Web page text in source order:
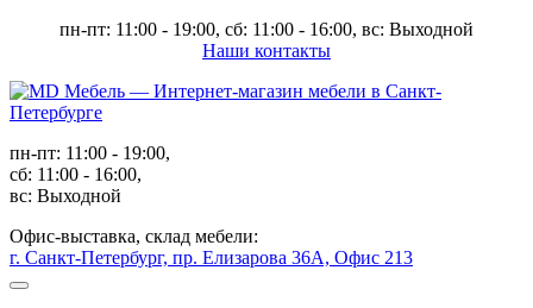
пн-пт: 11:00 - 19:00, сб: 11:00 - 16:00, вс: Выходной
Наши контакты
пн-пт: 11:00 - 19:00,
сб: 11:00 - 16:00,
вс: Выходной
Офис-выставка, склад мебели:
г. Санкт-Петербург, пр. Елизарова 36А, Офис 213